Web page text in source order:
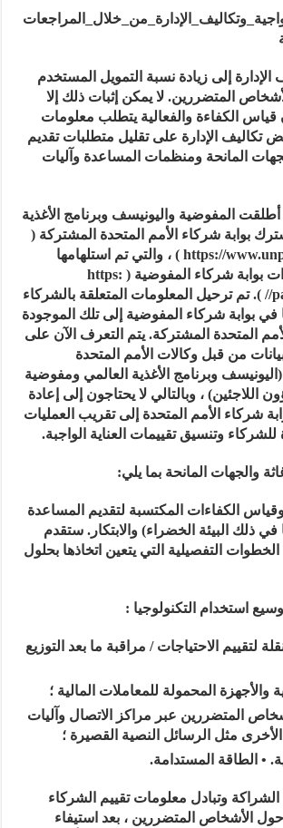
إلى زيادة نسبة التمويل المستخدم
المتضررين. لا يمكن إثبات ذلك إلا
قياس الكفاءة والفعالية يتطلب معلومات
تكاليف الإدارة على تقليل متطلبات تقديم
للجهات المانحة ومنظمات المساعدة وآليات
نوفمبر 2018 ، أطلقت المفوضية واليونيسف وبرنامج الأغذية
بوابة شركاء الأمم المتحدة المشتركة (
https://www.unpartnerportal.org ) ، والتي تم استلهامها
وتصميمها من ميزات بوابة شركاء المفوضية ( https:
//partner.unhcr. org ). تم ترحيل المعلومات المتعلقة بالشركاء
في بوابة شركاء المفوضية إلى تلك الموجودة
المتحدة المشتركة. يتم التعرف الآن على
من قبل وكالات الأمم المتحدة
وبرنامج الأغذية العالمي ومفوضية
اللاجئين) ، وبالتالي لا يحتاجون إلى إعادة
شركاء الأمم المتحدة إلى تقريب العمليات
للشركاء وتنسيق تقييمات العناية الواجبة.
والجهات المانحة بما يلي:
وقياس الكفاءات المكتسبة لتقديم المساعدة
في ذلك البيئة الخضراء) والابتكار. ستقدم
التفصيلية التي يتعين اتخاذها بحلول
استخدام التكنولوجيا :
لتقييم الاحتياجات / مراقبة ما بعد التوزيع
والأجهزة المحمولة للمعاملات المالية ؛
المتضررين عبر مراكز الاتصال وآليات
الأخرى مثل الرسائل النصية القصيرة ؛
• الطاقة المستدامة.
الشراكة وتبادل معلومات تقييم الشركاء
حول الأشخاص المتضررين ، بعد استيفاء